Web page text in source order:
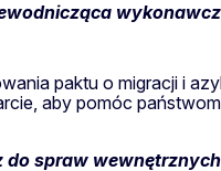
paktu o migracji i
aby pomóc
do spraw